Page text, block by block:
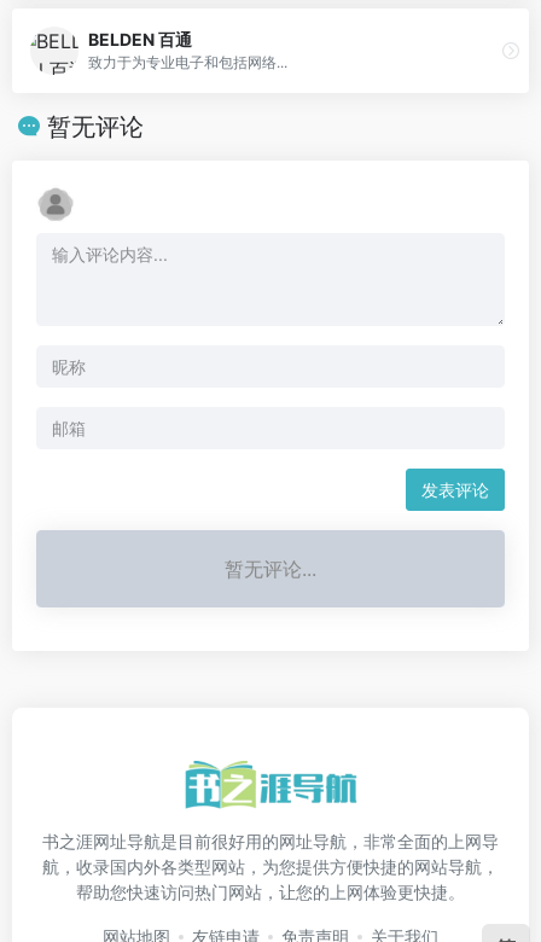
BELDEN 百通
致力于为专业电子和包括网络...
暂无评论
发表评论
暂无评论...
书之涯网址导航是目前很好用的网址导航，非常全面的上网导
航，收录国内外各类型网站，为您提供方便快捷的网站导航，
帮助您快速访问热门网站，让您的上网体验更快捷。
网站地图 友链申请 免责声明 关于我们